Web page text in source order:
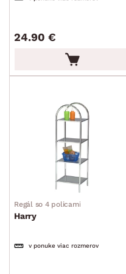
Komody a skrinky
Úložné kontajnery
Bytové doplnky
Sedacie súpravy a
Zostavy a steny
Drobný nábytok
Spotrebiče
DEKOR
ROZMERY
24.90 €
Regál so 4 policami
Harry
v ponuke viac rozmerov